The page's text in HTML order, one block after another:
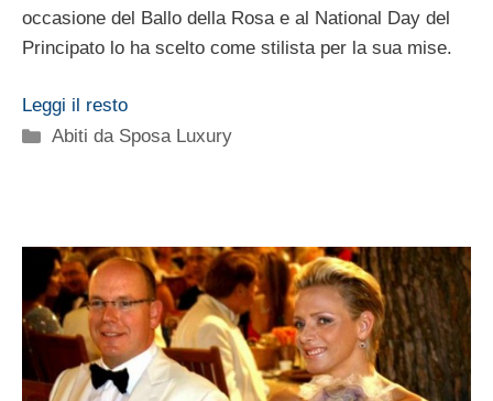
occasione del Ballo della Rosa e al National Day del
Principato lo ha scelto come stilista per la sua mise.
Leggi il resto
Categorie
Abiti da Sposa Luxury